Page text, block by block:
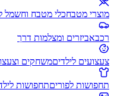
מוצרי מטבחכלי מטבח וחשמל
רכבאביזרים ומצלמות דרך
צעצועים לילדיםמשחקים
תחפושות לפוריםתחפושות